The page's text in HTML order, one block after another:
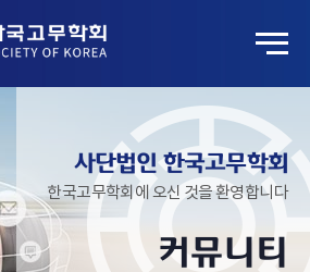
사단법인 한국고무학회
한국고무학회에 오신 것을 환영합니다
커뮤니티